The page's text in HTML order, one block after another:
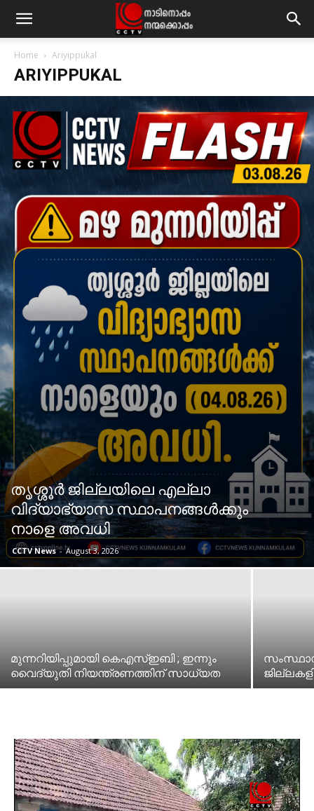
Home Ariyippukal
ARIYIPPUKAL
തൃശ്ശൂര്‍ ജില്ലയിലെ എല്ലാ
വിദ്യാഭ്യാസ സ്ഥാപനങ്ങള്‍ക്കും
നാളെ അവധി
CCTV News - August 3, 2026
മുന്നറിയിപ്പുമായി കെഎസ്ഇബി ; ഇന്നും
വൈദ്യുതി നിയന്ത്രണത്തിന് സാധ്യത